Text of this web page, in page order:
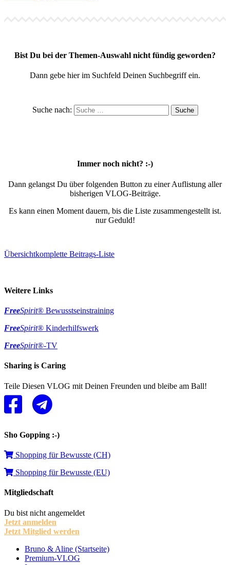
Bist Du bei der Themen-Auswahl nicht fündig geworden?
Dann gebe hier im Suchfeld Deinen Suchbegriff ein.
Suche nach:
Immer noch nicht? :-)
Dann gelangst Du über folgenden Button zu einer Auflistung aller
bisherigen VLOG-Beiträge.
Es kann einen Moment dauern, bis die Liste zusammengestellt ist.
nur Geduld!
Übersichtkomplette Beitrags-Liste
Weitere Links
FreeSpirit® Bewusstseinstraining
FreeSpirit® Kinderhilfswerk
FreeSpirit®-TV
Sharing is Caring
Teile Diesen VLOG mit Deinen Freunden und bleibe am Ball!
Sho Gopping :-)
Shopping für Bewusste (CH)
Shopping für Bewusste (EU)
Mitgliedschaft
Du bist nicht angemeldet
Jetzt anmelden
Jetzt Mitglied werden
Bruno & Aline (Startseite)
Premium-VLOG